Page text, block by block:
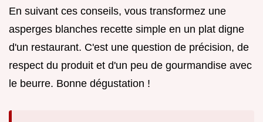
En suivant ces conseils, vous transformez une
asperges blanches recette simple en un plat digne
d'un restaurant. C'est une question de précision, de
respect du produit et d'un peu de gourmandise avec
le beurre. Bonne dégustation !